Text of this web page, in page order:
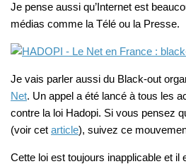
Je pense aussi qu’Internet est
médias comme la Télé ou la Presse.
Je vais parler aussi du Black-out
Net. Un appel a été lancé à tous les
contre la loi Hadopi. Si vous pensez
(voir cet article), suivez ce
Cette loi est toujours inapplicable et il